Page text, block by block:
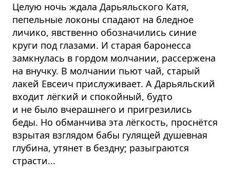
Целую ночь ждала Дарьяльского Катя,
пепельные локоны спадают на бледное
личико, явственно обозначились синие
круги под глазами. И старая баронесса
замкнулась в гордом молчании, рассержена
на внучку. В молчании пьют чай, старый
лакей Евсеич прислуживает. А Дарьяльский
входит лёгкий и спокойный, будто
и не было вчерашнего и пригрезились
беды. Но обманчива эта лёгкость, проснётся
взрытая взглядом бабы гулящей душевная
глубина, утянет в бездну; разыграются
страсти...